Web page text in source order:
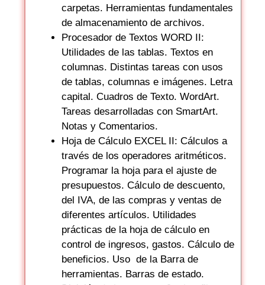
carpetas. Herramientas fundamentales
de almacenamiento de archivos.
Procesador de Textos WORD II:
Utilidades de las tablas. Textos en
columnas. Distintas tareas con usos
de tablas, columnas e imágenes. Letra
capital. Cuadros de Texto. WordArt.
Tareas desarrolladas con SmartArt.
Notas y Comentarios.
Hoja de Cálculo EXCEL II: Cálculos a
través de los operadores aritméticos.
Programar la hoja para el ajuste de
presupuestos. Cálculo de descuento,
del IVA, de las compras y ventas de
diferentes artículos. Utilidades
prácticas de la hoja de cálculo en
control de ingresos, gastos. Cálculo de
beneficios. Uso de la Barra de
herramientas. Barras de estado.